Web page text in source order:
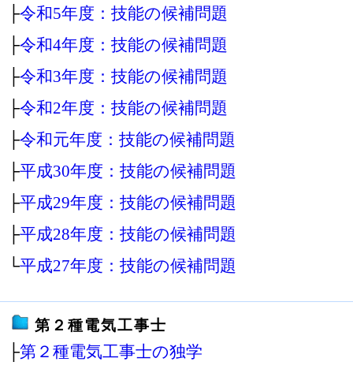
├令和5年度：技能の候補問題
├令和4年度：技能の候補問題
├令和3年度：技能の候補問題
├令和2年度：技能の候補問題
├令和元年度：技能の候補問題
├平成30年度：技能の候補問題
├平成29年度：技能の候補問題
├平成28年度：技能の候補問題
└平成27年度：技能の候補問題
第２種電気工事士
├第２種電気工事士の独学